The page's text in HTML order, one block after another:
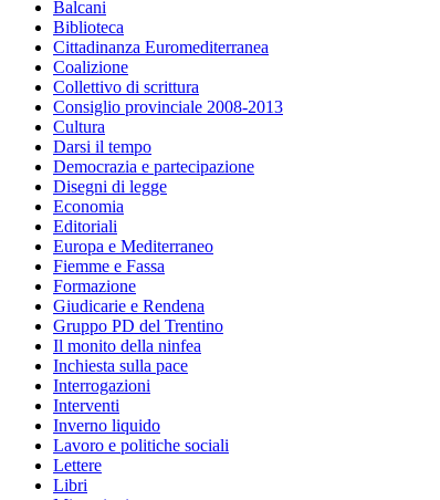
Balcani
Biblioteca
Cittadinanza Euromediterranea
Coalizione
Collettivo di scrittura
Consiglio provinciale 2008-2013
Cultura
Darsi il tempo
Democrazia e partecipazione
Disegni di legge
Economia
Editoriali
Europa e Mediterraneo
Fiemme e Fassa
Formazione
Giudicarie e Rendena
Gruppo PD del Trentino
Il monito della ninfea
Inchiesta sulla pace
Interrogazioni
Interventi
Inverno liquido
Lavoro e politiche sociali
Lettere
Libri